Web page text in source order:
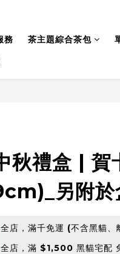
務 茶主題綜合茶包
秋禮盒 |
另附於
全店，滿千免運 (不含黑貓、
全店，滿 $1,500 黑貓宅配